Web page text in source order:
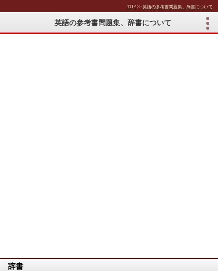
TOP >> 英語の参考書問題集、辞書について
英語の参考書問題集、辞書について
辞書